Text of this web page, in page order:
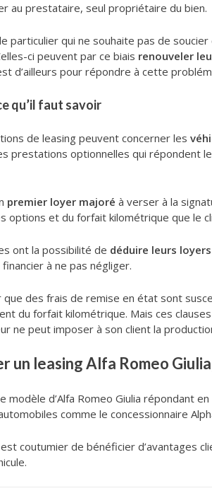
au prestataire, seul propriétaire du bien.
particulier qui ne souhaite pas de
ci peuvent par ce biais renouveler
d’ailleurs pour répondre à cette
qu’il faut savoir
de leasing peuvent concerner les
prestations optionnelles qui répondent
premier loyer majoré à verser à la
options et du forfait kilométrique que le
ont la possibilité de déduire leurs
financier à ne pas négliger.
des frais de remise en état sont
du forfait kilométrique. Mais ces
ne peut imposer à son client la
un leasing Alfa Romeo
modèle d’Alfa Romeo Giulia répondant
comme le concessionnaire
coutumier de bénéficier d’avantages